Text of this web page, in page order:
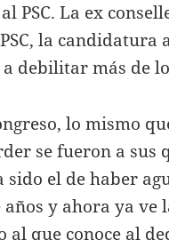
PSC. La ex
la candidatura
debilitar más de
lo mismo
se fueron a sus
el de haber
y ahora ya ve
que conoce al